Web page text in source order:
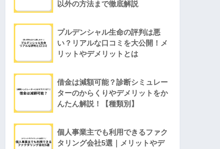
以外の方法まで徹底解説
プルデンシャル生命の評判は悪
い？リアルな口コミを大公開！メ
リットやデメリットとは
借金は減額可能？診断シミュレー
ターのからくりやデメリットをか
んたん解説！【種類別】
個人事業主でも利用できるファク
タリング会社5選｜メリットやデ